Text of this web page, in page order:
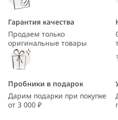
Гарантия качества
Продаем только
оригинальные товары
Пробники в подарок
Дарим подарки при покупке
от 3 000 ₽